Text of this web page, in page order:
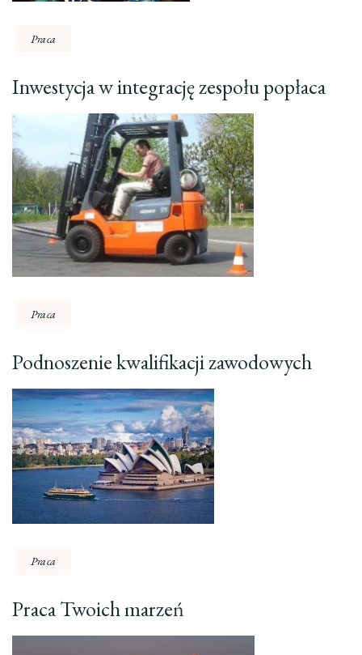
Praca
Inwestycja w integrację zespołu popłaca
Praca
Podnoszenie kwalifikacji zawodowych
Praca
Praca Twoich marzeń